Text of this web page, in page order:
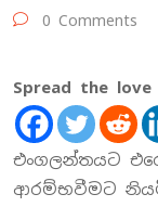
0 Comments
Spread the love
එංගලන්තයට
ආරම්භවීමට